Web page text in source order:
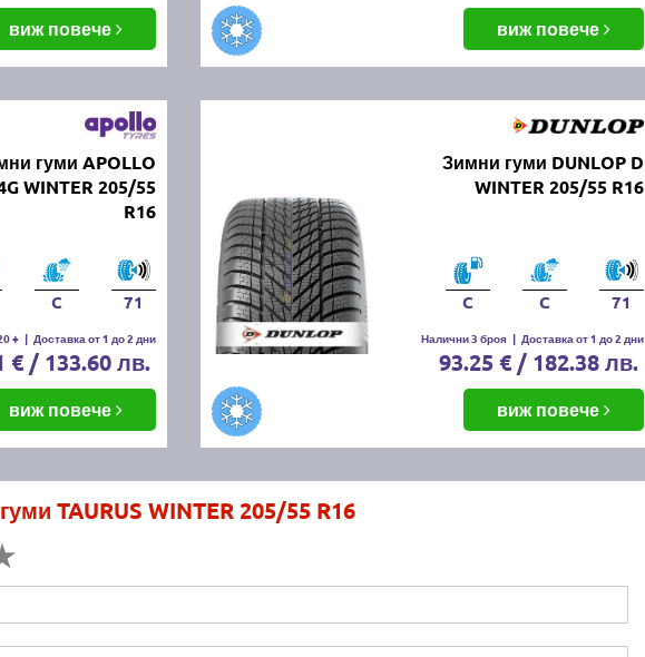
виж повече виж повече
гуми APOLLO
WINTER 205/55
R16
C 71
+ | Доставка от 1 до 2 дни
€ / 133.60 лв.
виж повече
Зимни гуми DUNLOP D
WINTER 205/55 R16
C C 71
Налични 3 броя | Доставка от 1 до 2 дни
93.25 € / 182.38 лв.
виж повече
TAURUS WINTER 205/55 R16